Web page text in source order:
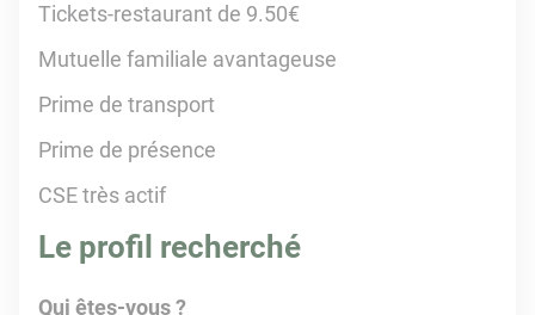
Tickets-restaurant de 9.50€
Mutuelle familiale avantageuse
Prime de transport
Prime de présence
CSE très actif
Le profil recherché
Qui êtes-vous ?